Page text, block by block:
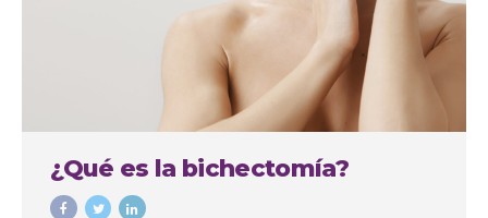
¿Qué es la bichectomía?